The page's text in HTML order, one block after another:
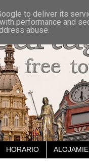
HORARIO
to deliver its
performance and
abuse.